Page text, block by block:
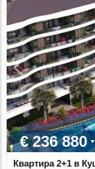
€ 236 880
Квартира 2+1 в